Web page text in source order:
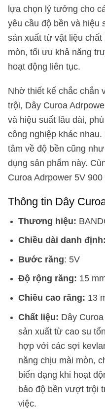
lựa chọn lý tưởng cho
yêu cầu độ bền và hiệu
sản xuất từ vật liệu
mòn, tối ưu khả năng
hoạt động liên tục.
Nhờ thiết kế chắc chắn
trội, Dây Curoa
và hiệu suất lâu dài,
công nghiệp khác
tâm về độ bền cũng
dụng sản phẩm này.
Curoa Adrpower 5V
Thông tin Dây
Thương hiệu:
Chiều dài danh định:
Bước răng: 5V
Độ rộng răng: 15
Chiều cao răng: 13
Chất liệu: Dây
sản xuất từ cao su
hợp với các sợi
năng chịu mài mòn,
biến dạng khi hoạt
bảo độ bền vượt trội
việc.